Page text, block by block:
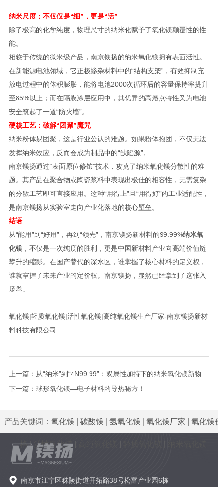
纳米尺度：不仅仅是“细”，更是“活”
除了极高的化学纯度，物理尺寸的纳米化赋予了氧化镁颠覆性的性
能。
相较于传统的微米级产品，南京镁扬的纳米氧化镁拥有表面活性。
在新能源电池领域，它正极掺杂材料中的“结构支架”，有效抑制充
放电过程中的体积膨胀，能将电池2000次循环后的容量保持率提升
至85%以上；而在隔膜涂层应用中，其优异的高熔点特性又为电池
安全筑起了一道“防火墙”。
硬核工艺：破解“团聚”魔咒
纳米粉体易团聚，这是行业公认的难题。如果粉体抱团，不仅无法
发挥纳米效应，反而会成为制品中的“缺陷源”。
南京镁扬通过“表面原位修饰”技术，攻克了纳米氧化镁分散性的难
题。其产品在聚合物或陶瓷浆料中表现出极佳的相容性，无需复杂
的分散工艺即可直接应用。这种“用得上”且“用得好”的工业适配性，
是南京镁扬从实验室走向产业化落地的核心壁垒。
结语
从“能用”到“好用”，再到“领先”，南京镁扬新材料的99.99%纳米氧
化镁，不仅是一次纯度的胜利，更是中国新材料产业向高端价值链
攀升的缩影。在国产替代的深水区，谁掌握了核心材料的定义权，
谁就掌握了未来产业的定价权。南京镁扬，显然已经拿到了这张入
场券。
氧化镁|轻质氧化镁|活性氧化镁|高纯氧化镁生产厂家-南京镁扬新材
料科技有限公司
上一篇： 从“纳米”到“4N99.99”：双属性加持下的纳米氧化镁新物
种！
下一篇： 球形氧化镁—电子材料的导热秘方！
产品关键词： 氧化镁 碳酸镁 氢氧化镁 氧化镁厂家 氧化镁
格| 活性氧化镁|
南京市江宁区秣陵街道开拓路38号松富产业园6栋